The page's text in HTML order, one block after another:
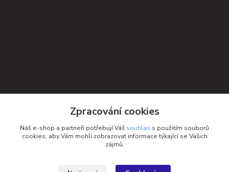
+420 732 552 122
Zpracování cookies
Náš e-shop a partneři potřebují Váš souhlas s použitím souborů
cookies, aby Vám mohli zobrazovat informace týkající se Vašich
zájmů.